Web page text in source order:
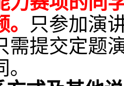
只参加演
需提交定题